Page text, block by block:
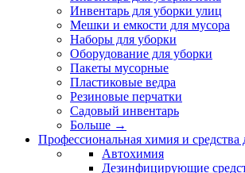
Инвентарь для уборки улиц
Мешки и емкости для мусора
Наборы для уборки
Оборудование для уборки
Пакеты мусорные
Пластиковые ведра
Резиновые перчатки
Садовый инвентарь
Больше →
Профессиональная химия и средства
Автохимия
Дезинфицирующие